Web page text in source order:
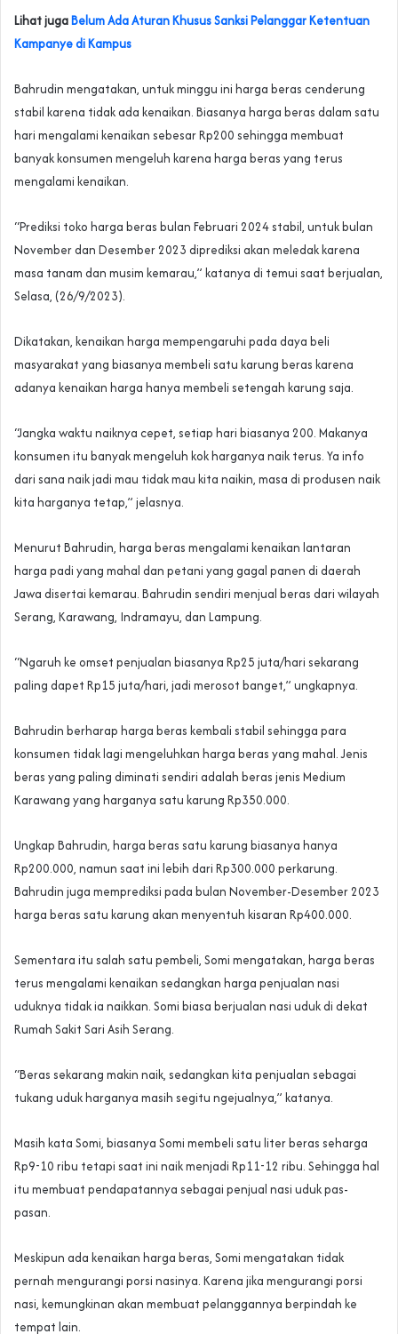
Lihat jugaBelum Ada Aturan Khusus Sanksi Pelanggar Ketentuan
Kampanye di Kampus
Bahrudin mengatakan, untuk minggu ini harga beras cenderung
stabil karena tidak ada kenaikan. Biasanya harga beras dalam satu
hari mengalami kenaikan sebesar Rp200 sehingga membuat
banyak konsumen mengeluh karena harga beras yang terus
mengalami kenaikan.
“Prediksi toko harga beras bulan Februari 2024 stabil, untuk bulan
November dan Desember 2023 diprediksi akan meledak karena
masa tanam dan musim kemarau,” katanya di temui saat berjualan,
Selasa, (26/9/2023).
Dikatakan, kenaikan harga mempengaruhi pada daya beli
masyarakat yang biasanya membeli satu karung beras karena
adanya kenaikan harga hanya membeli setengah karung saja.
“Jangka waktu naiknya cepet, setiap hari biasanya 200. Makanya
konsumen itu banyak mengeluh kok harganya naik terus. Ya info
dari sana naik jadi mau tidak mau kita naikin, masa di produsen naik
kita harganya tetap,” jelasnya.
Menurut Bahrudin, harga beras mengalami kenaikan lantaran
harga padi yang mahal dan petani yang gagal panen di daerah
Jawa disertai kemarau. Bahrudin sendiri menjual beras dari wilayah
Serang, Karawang, Indramayu, dan Lampung.
“Ngaruh ke omset penjualan biasanya Rp25 juta/hari sekarang
paling dapet Rp15 juta/hari, jadi merosot banget,” ungkapnya.
Bahrudin berharap harga beras kembali stabil sehingga para
konsumen tidak lagi mengeluhkan harga beras yang mahal. Jenis
beras yang paling diminati sendiri adalah beras jenis Medium
Karawang yang harganya satu karung Rp350.000.
Ungkap Bahrudin, harga beras satu karung biasanya hanya
Rp200.000, namun saat ini lebih dari Rp300.000 perkarung.
Bahrudin juga memprediksi pada bulan November-Desember 2023
harga beras satu karung akan menyentuh kisaran Rp400.000.
Sementara itu salah satu pembeli, Somi mengatakan, harga beras
terus mengalami kenaikan sedangkan harga penjualan nasi
uduknya tidak ia naikkan. Somi biasa berjualan nasi uduk di dekat
Rumah Sakit Sari Asih Serang.
“Beras sekarang makin naik, sedangkan kita penjualan sebagai
tukang uduk harganya masih segitu ngejualnya,” katanya.
Masih kata Somi, biasanya Somi membeli satu liter beras seharga
Rp9-10 ribu tetapi saat ini naik menjadi Rp11-12 ribu. Sehingga hal
itu membuat pendapatannya sebagai penjual nasi uduk pas-
pasan.
Meskipun ada kenaikan harga beras, Somi mengatakan tidak
pernah mengurangi porsi nasinya. Karena jika mengurangi porsi
nasi, kemungkinan akan membuat pelanggannya berpindah ke
tempat lain.